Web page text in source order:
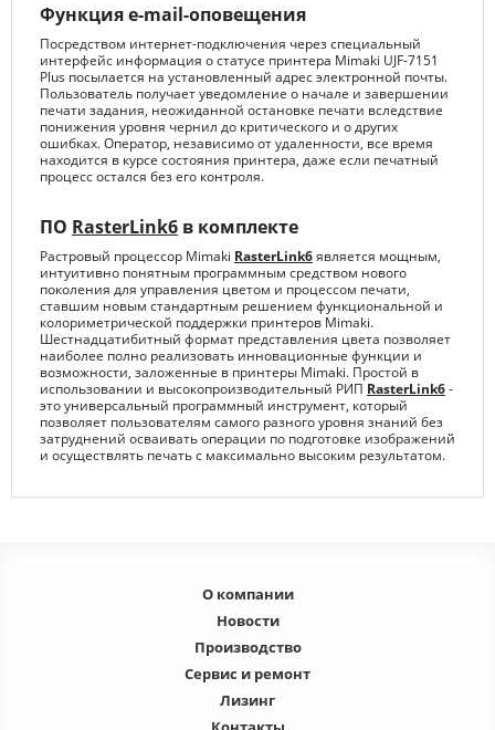
Функция e-mail-оповещения
Посредством интернет-подключения через специальный
интерфейс информация о статусе принтера Mimaki UJF-7151
Plus посылается на установленный адрес электронной почты.
Пользователь получает уведомление о начале и завершении
печати задания, неожиданной остановке печати вследствие
понижения уровня чернил до критического и о других
ошибках. Оператор, независимо от удаленности, все время
находится в курсе состояния принтера, даже если печатный
процесс остался без его контроля.
ПО RasterLink6 в комплекте
Растровый процессор Mimaki RasterLink6является мощным,
интуитивно понятным программным средством нового
поколения для управления цветом и процессом печати,
ставшим новым стандартным решением функциональной и
колориметрической поддержки принтеров Mimaki.
Шестнадцатибитный формат представления цвета позволяет
наиболее полно реализовать инновационные функции и
возможности, заложенные в принтеры Mimaki. Простой в
использовании и высокопроизводительный РИП RasterLink6-
это универсальный программный инструмент, который
позволяет пользователям самого разного уровня знаний без
затруднений осваивать операции по подготовке изображений
и осуществлять печать с максимально высоким результатом.
О компании
Новости
Производство
Сервис и ремонт
Лизинг